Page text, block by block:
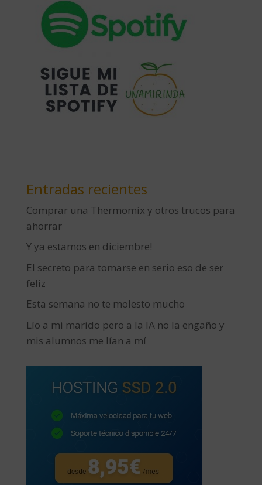
Entradas recientes
Comprar una Thermomix y otros trucos para
ahorrar
Y ya estamos en diciembre!
El secreto para tomarse en serio eso de ser
feliz
Esta semana no te molesto mucho
Lío a mi marido pero a la IA no la engaño y
mis alumnos me lían a mí